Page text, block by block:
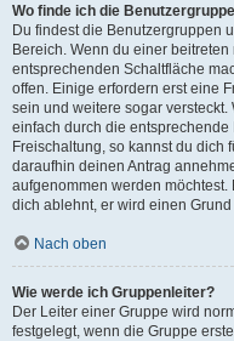
Wo finde ich die
Du findest die Benutzergruppen
Bereich. Wenn du einer
entsprechenden Schaltfläche
offen. Einige erfordern erst eine
sein und weitere sogar
einfach durch die
Freischaltung, so kannst du dich
daraufhin deinen Antrag
aufgenommen werden
dich ablehnt, er wird einen
Nach oben
Wie werde ich Gruppenleiter?
Der Leiter einer Gruppe wird
festgelegt, wenn die Gruppe